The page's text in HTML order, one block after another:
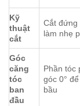
Kỹ
thuật
cắt
Cắt đứng
làm nhẹ
Góc
căng
tóc
ban
đầu
Phần tóc
góc 0°
bầu